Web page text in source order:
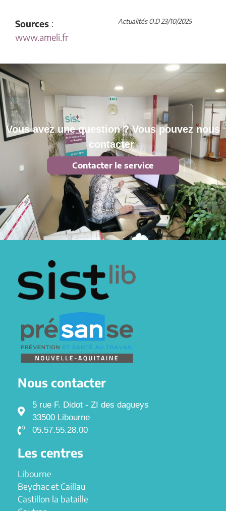
Sources :
www.ameli.fr
Actualités O.D 23/10/2025
Vous avez une question ? Vous pouvez nous
contacter
Contacter le service
Nous contacter
5 rue F. Didot - ZI des dagueys
33500 Libourne
05.57.55.28.00
Les centres
Libourne
Beychac et Caillau
Castillon la bataille